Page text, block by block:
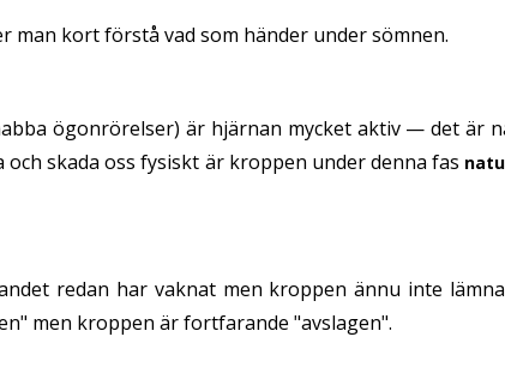
kort förstå vad som händer under sömnen.
ögonrörelser) är hjärnan mycket aktiv — det är
skada oss fysiskt är kroppen under denna fas
redan har vaknat men kroppen ännu inte
men kroppen är fortfarande "avslagen".